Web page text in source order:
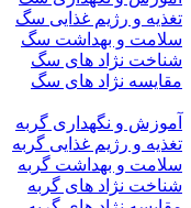
تغذیه و رژیم غذایی سگ
سلامت و بهداشت سگ
شناخت نژاد های سگ
مقایسه نژاد های سگ
آموزش و نگهداری گربه
تغذیه و رژیم غذایی گربه
سلامت و بهداشت گربه
شناخت نژاد های گربه